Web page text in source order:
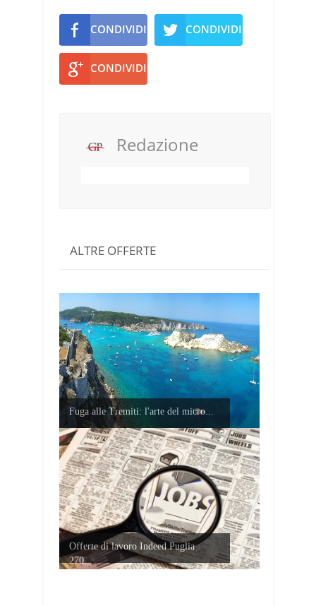
CONDIVIDI CONDIVIDI
CONDIVIDI
Redazione
ALTRE OFFERTE
Fuga alle Tremiti: l'arte del micro...
Offerte di lavoro Indeed Puglia
270...